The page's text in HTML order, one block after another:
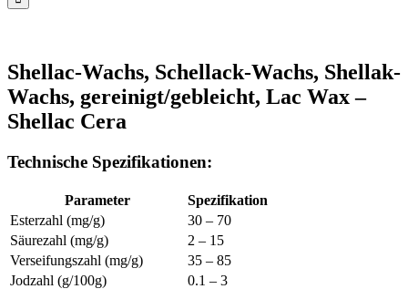
Shellac-Wachs, Schellack-Wachs, Shellak-
Wachs, gereinigt/gebleicht, Lac Wax –
Shellac Cera
Technische Spezifikationen:
Parameter
Spezifikation
Esterzahl (mg/g)
30 – 70
Säurezahl (mg/g)
2 – 15
Verseifungszahl (mg/g)
35 – 85
Jodzahl (g/100g)
0.1 – 3